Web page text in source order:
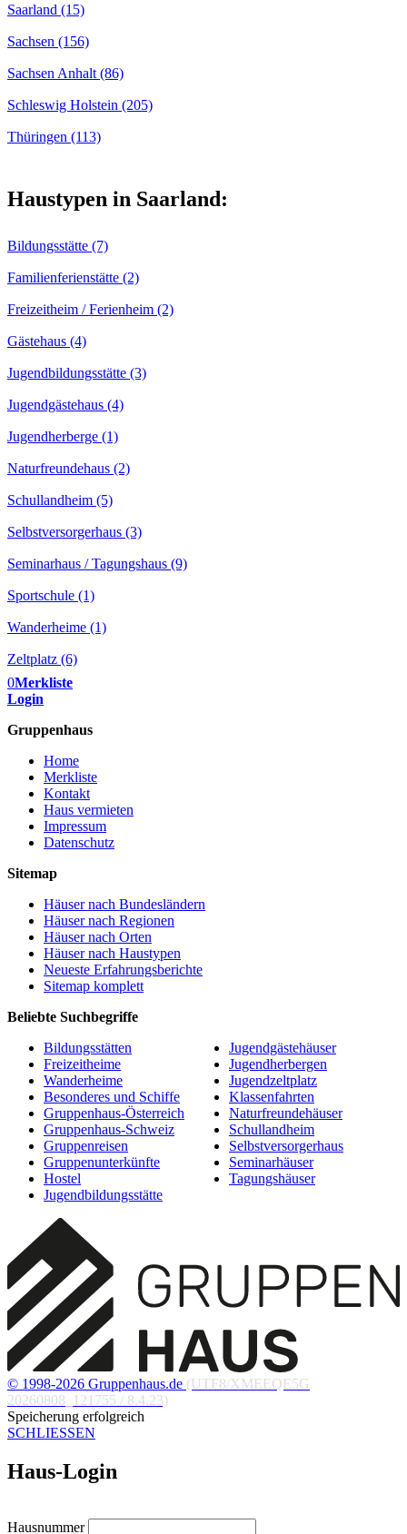
Saarland (15)
Sachsen (156)
Sachsen Anhalt (86)
Schleswig Holstein (205)
Thüringen (113)
Haustypen in Saarland:
Bildungsstätte (7)
Familienferienstätte (2)
Freizeitheim / Ferienheim (2)
Gästehaus (4)
Jugendbildungsstätte (3)
Jugendgästehaus (4)
Jugendherberge (1)
Naturfreundehaus (2)
Schullandheim (5)
Selbstversorgerhaus (3)
Seminarhaus / Tagungshaus (9)
Sportschule (1)
Wanderheime (1)
Zeltplatz (6)
0Merkliste
Login
Gruppenhaus
Home
Merkliste
Kontakt
Haus vermieten
Impressum
Datenschutz
Sitemap
Häuser nach Bundesländern
Häuser nach Regionen
Häuser nach Orten
Häuser nach Haustypen
Neueste Erfahrungsberichte
Sitemap komplett
Beliebte Suchbegriffe
Bildungsstätten
Freizeitheime
Wanderheime
Besonderes und Schiffe
Gruppenhaus-Österreich
Gruppenhaus-Schweiz
Gruppenreisen
Gruppenunterkünfte
Hostel
Jugendbildungsstätte
Jugendgästehäuser
Jugendherbergen
Jugendzeltplatz
Klassenfahrten
Naturfreundehäuser
Schullandheim
Selbstversorgerhaus
Seminarhäuser
Tagungshäuser
© 1998-2026 Gruppenhaus.de (UTF8/XMEEQE5G
20260808_121755 / 8.4.23)
Speicherung erfolgreich
SCHLIESSEN
Haus-Login
Hausnummer